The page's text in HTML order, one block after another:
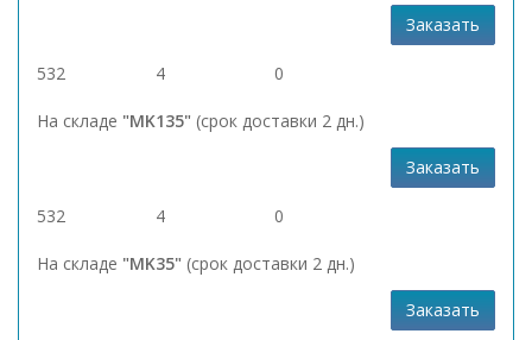
Заказать
532 4 0
На складе "MK135" (срок доставки 2 дн.)
Заказать
532 4 0
На складе "MK35" (срок доставки 2 дн.)
Заказать